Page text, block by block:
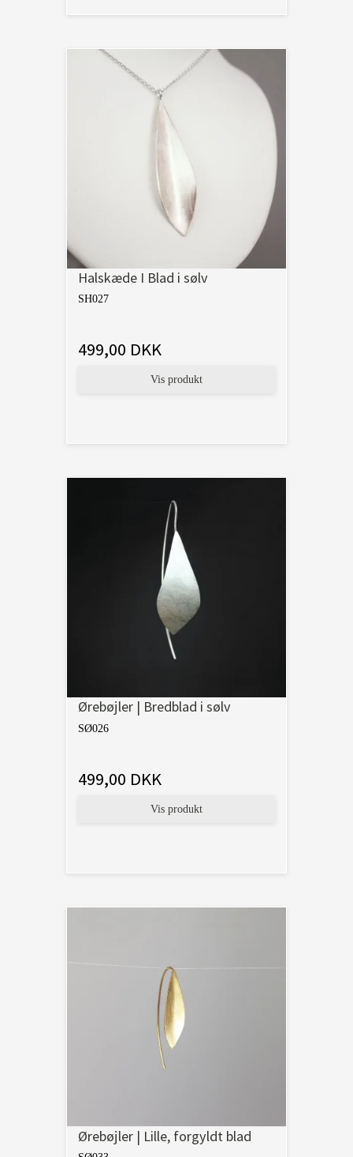
Halskæde I Blad i sølv
SH027
499,00 DKK
Vis produkt
Ørebøjler | Bredblad i sølv
SØ026
499,00 DKK
Vis produkt
Ørebøjler | Lille, forgyldt blad